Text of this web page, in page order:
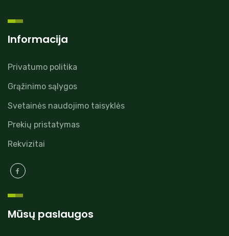
Informacija
Privatumo politika
Grąžinimo sąlygos
Svetainės naudojimo taisyklės
Prekių pristatymas
Rekvizitai
Mūsų paslaugos